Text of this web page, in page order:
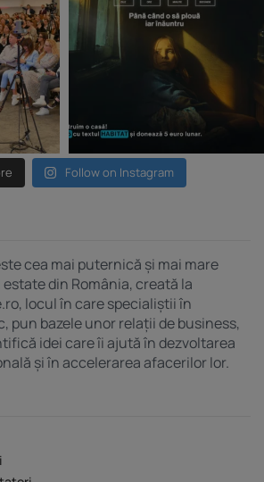
Follow on Instagram
cea mai puternică și mai mare
din România, creată la
locul în care specialiștii în
pun bazele unor relații de business,
idei care îi ajută în dezvoltarea
și în accelerarea afacerilor lor.